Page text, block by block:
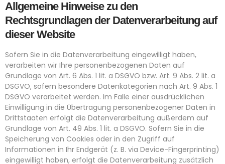
Allgemeine Hinweise zu den
Rechtsgrundlagen der Datenverarbeitung auf
dieser Website
Sofern Sie in die Datenverarbeitung eingewilligt haben,
verarbeiten wir Ihre personenbezogenen Daten auf
Grundlage von Art. 6 Abs. 1 lit. a DSGVO bzw. Art. 9 Abs. 2 lit. a
DSGVO, sofern besondere Datenkategorien nach Art. 9 Abs. 1
DSGVO verarbeitet werden. Im Falle einer ausdrücklichen
Einwilligung in die Übertragung personenbezogener Daten in
Drittstaaten erfolgt die Datenverarbeitung außerdem auf
Grundlage von Art. 49 Abs. 1 lit. a DSGVO. Sofern Sie in die
Speicherung von Cookies oder in den Zugriff auf
Informationen in Ihr Endgerät (z. B. via Device-Fingerprinting)
eingewilligt haben, erfolgt die Datenverarbeitung zusätzlich